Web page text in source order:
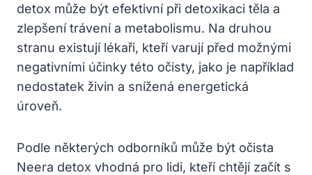
detox může být efektivní při detoxikaci těla a
zlepšení trávení a metabolismu. Na druhou
stranu existují lékaři, kteří varují před možnými
negativními účinky této očisty, jako je například
nedostatek živin a snížená energetická
úroveň.
Podle některých odborníků může být očista
Neera detox vhodná pro lidi, kteří chtějí začít s